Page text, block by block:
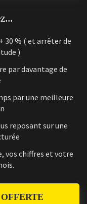
30 % ( et arrêter de
)
par davantage de
par une meilleure
reposant sur une
vos chiffres et votre